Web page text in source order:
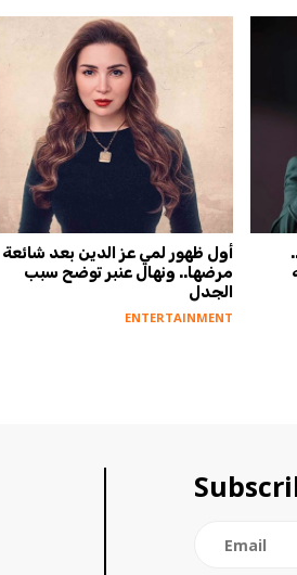
أول ظهور لمي عز الدين بعد شائعة
مرضها.. ونهال عنبر توضح سبب
الجدل
ENTERTAINMENT